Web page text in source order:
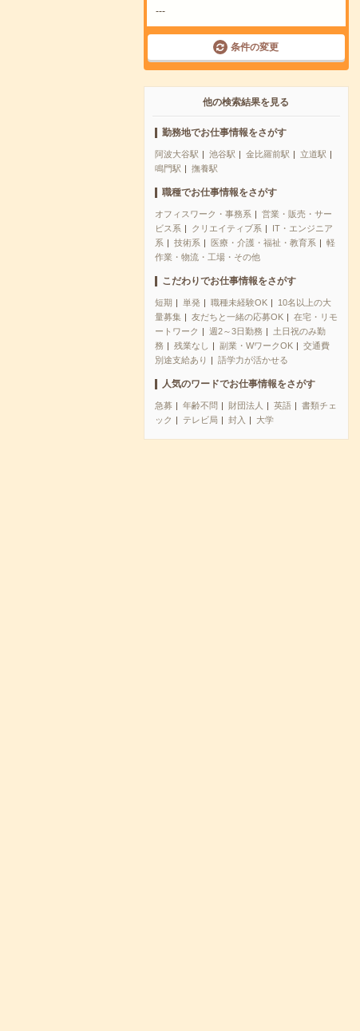
---
条件の変更
他の検索結果を見る
勤務地でお仕事情報をさがす
阿波大谷駅 池谷駅 金比羅前駅
立道駅
鳴門駅
撫養駅
職種でお仕事情報をさがす
オフィスワーク・事務系
営業・販売・サー
ビス系
クリエイティブ系
IT・エンジニア
系
技術系 医療・介護・福祉・教育系
軽
作業・物流・工場・その他
こだわりでお仕事情報をさがす
短期 単発 職種未経験OK
10名以上の大
量募集
友だちと一緒の応募OK
在宅・リモ
ートワーク
週2～3日勤務
土日祝のみ勤
務
残業なし 副業・WワークOK
交通費
別途支給あり
語学力が活かせる
人気のワードでお仕事情報をさがす
急募 年齢不問 財団法人 英語
書類チェ
ック
テレビ局 封入 大学